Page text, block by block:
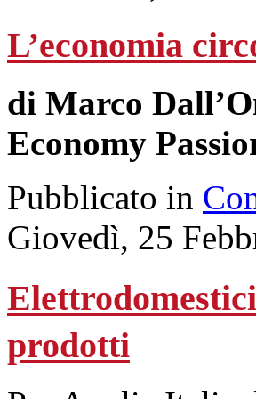
L’economia
di Marco
Economy
Pubblicato in
Giovedì, 25
prodotti